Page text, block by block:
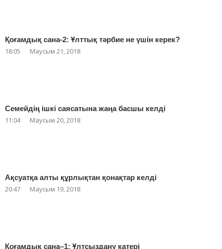
Қоғамдық сана-2: Ұлттық тәрбие не үшін керек?
18:05 Маусым 21, 2018
Семейдің ішкі саясатына жаңа басшы келді
11:04 Маусым 20, 2018
Ақсуатқа алты құрлықтан қонақтар келді
20:47 Маусым 19, 2018
Қоғамдық сана–1: Ұлтсыздану қатері